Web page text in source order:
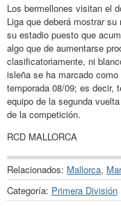
Los bermellones visitan el
Liga que deberá mostrar
su estadio puesto que
algo que de aumentarse
clasificatoriamente, ni
isleña se ha marcado
temporada 08/09; es decir,
equipo de la segunda
de la competición.
RCD MALLORCA
Relacionados: Mallorca,
Categoría: Primera División